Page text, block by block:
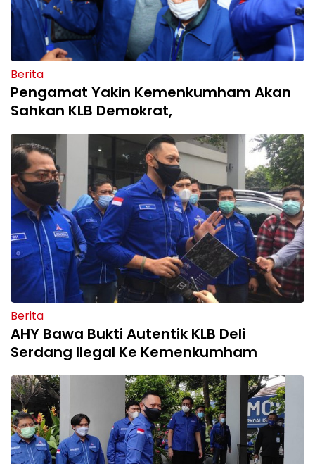
Berita
Pengamat Yakin Kemenkumham Akan
Sahkan KLB Demokrat,
Berita
AHY Bawa Bukti Autentik KLB Deli
Serdang Ilegal Ke Kemenkumham